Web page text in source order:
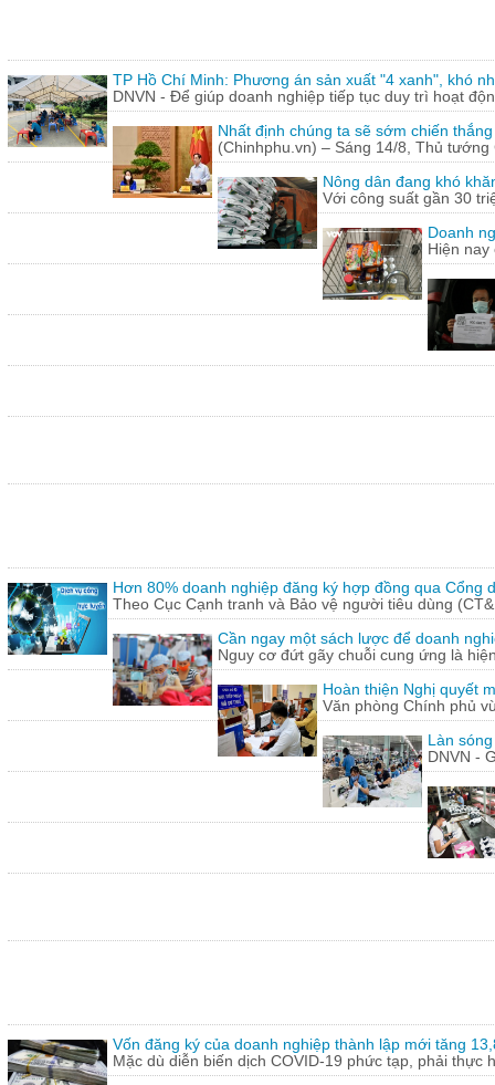
TP Hồ Chí Minh: Phương án sản xuất "4 xanh", khó
DNVN - Để giúp doanh nghiệp tiếp tục duy trì hoạt
Nhất định chúng ta sẽ sớm chiến
(Chinhphu.vn) – Sáng 14/8, Thủ
Nông dân đang khó
Với công suất gần 30
Doanh
Hiện
Hơn 80% doanh nghiệp đăng ký hợp đồng qua Cổng
Theo Cục Cạnh tranh và Bảo vệ người tiêu dùng
Cần ngay một sách lược để doanh
Nguy cơ đứt gãy chuỗi cung ứng là
Hoàn thiện Nghị quyết
Văn phòng Chính phủ
Làn
DNVN -
Vốn đăng ký của doanh nghiệp thành lập mới tăng
Mặc dù diễn biến dịch COVID-19 phức tạp, phải thực